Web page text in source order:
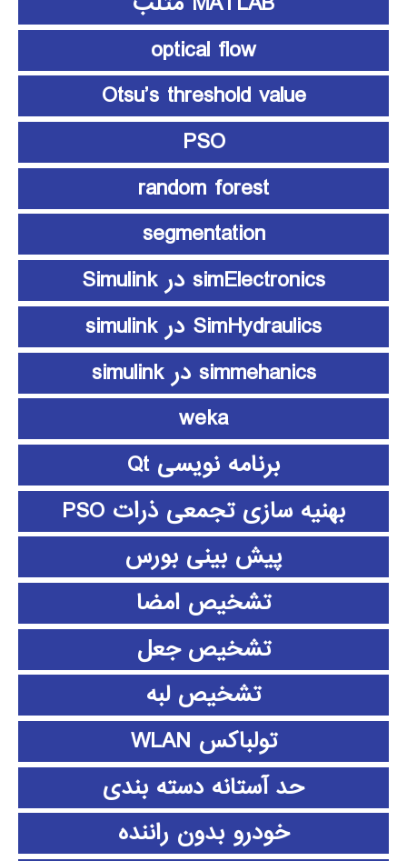
optical flow
Otsu’s threshold value
PSO
random forest
segmentation
simElectronics در Simulink
SimHydraulics در simulink
simmehanics در simulink
weka
برنامه نویسی Qt
بهنیه سازی تجمعی ذرات PSO
پیش بینی بورس
تشخیص امضا
تشخیص جعل
تشخیص لبه
تولباکس WLAN
حد آستانه دسته بندی
خودرو بدون راننده